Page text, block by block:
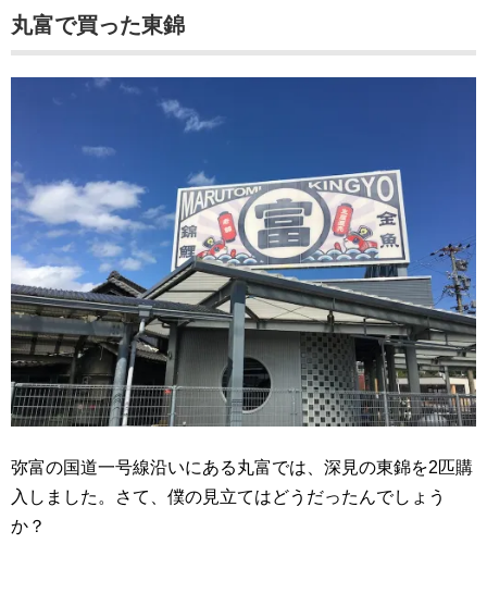
丸富で買った東錦
弥富の国道一号線沿いにある丸富では、深見の東錦を2匹購
入しました。さて、僕の見立てはどうだったんでしょう
か？